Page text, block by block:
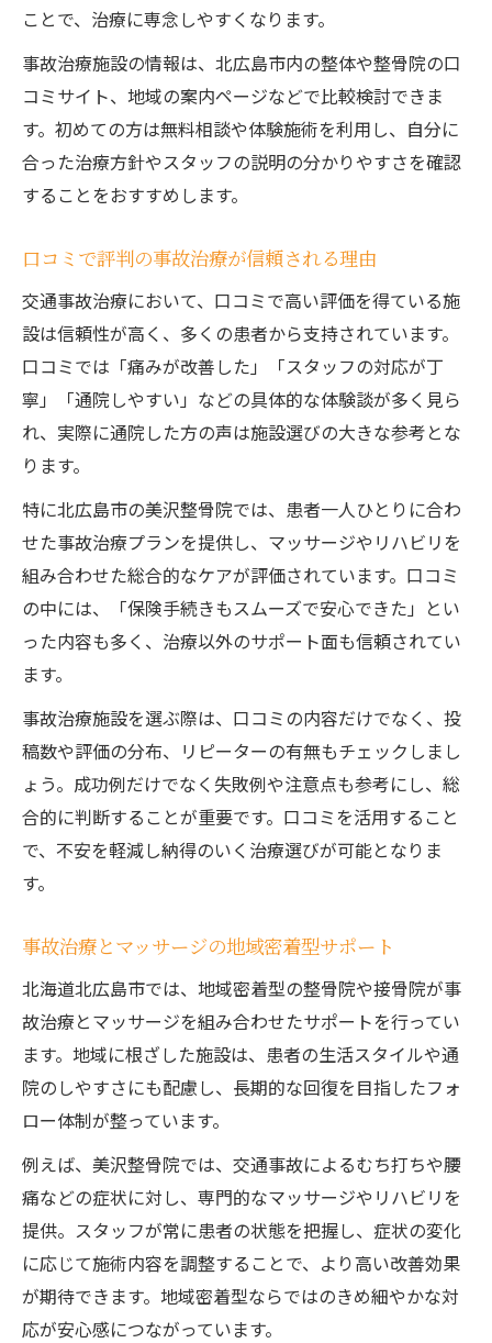
ことで、治療に専念しやすくなります。
事故治療施設の情報は、北広島市内の整体や整骨院の口
コミサイト、地域の案内ページなどで比較検討できま
す。初めての方は無料相談や体験施術を利用し、自分に
合った治療方針やスタッフの説明の分かりやすさを確認
することをおすすめします。
口コミで評判の事故治療が信頼される理由
交通事故治療において、口コミで高い評価を得ている施
設は信頼性が高く、多くの患者から支持されています。
口コミでは「痛みが改善した」「スタッフの対応が丁
寧」「通院しやすい」などの具体的な体験談が多く見ら
れ、実際に通院した方の声は施設選びの大きな参考とな
ります。
特に北広島市の美沢整骨院では、患者一人ひとりに合わ
せた事故治療プランを提供し、マッサージやリハビリを
組み合わせた総合的なケアが評価されています。口コミ
の中には、「保険手続きもスムーズで安心できた」とい
った内容も多く、治療以外のサポート面も信頼されてい
ます。
事故治療施設を選ぶ際は、口コミの内容だけでなく、投
稿数や評価の分布、リピーターの有無もチェックしまし
ょう。成功例だけでなく失敗例や注意点も参考にし、総
合的に判断することが重要です。口コミを活用すること
で、不安を軽減し納得のいく治療選びが可能となりま
す。
事故治療とマッサージの地域密着型サポート
北海道北広島市では、地域密着型の整骨院や接骨院が事
故治療とマッサージを組み合わせたサポートを行ってい
ます。地域に根ざした施設は、患者の生活スタイルや通
院のしやすさにも配慮し、長期的な回復を目指したフォ
ロー体制が整っています。
例えば、美沢整骨院では、交通事故によるむち打ちや腰
痛などの症状に対し、専門的なマッサージやリハビリを
提供。スタッフが常に患者の状態を把握し、症状の変化
に応じて施術内容を調整することで、より高い改善効果
が期待できます。地域密着型ならではのきめ細やかな対
応が安心感につながっています。